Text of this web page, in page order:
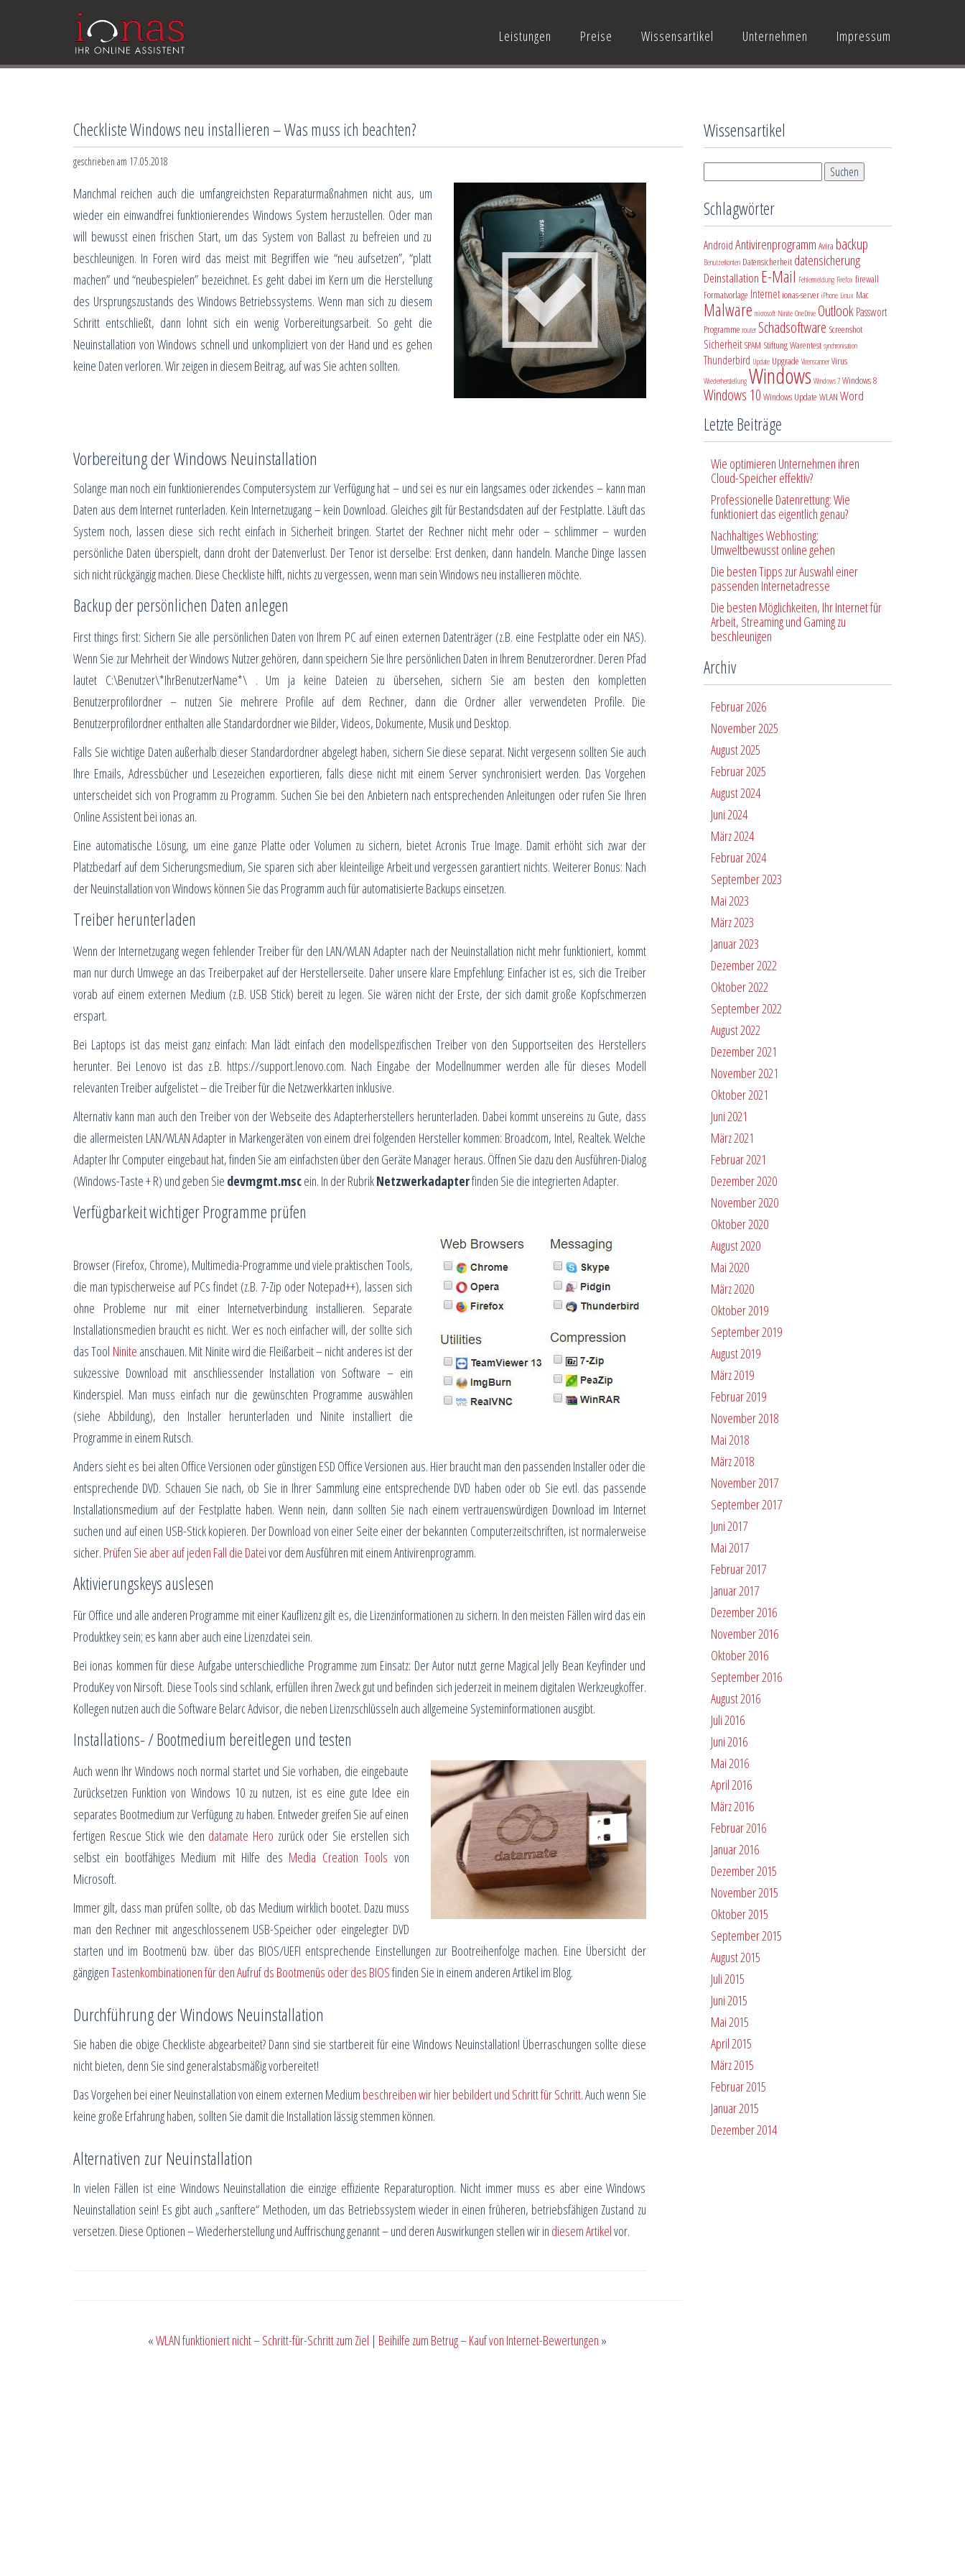
Leistungen Preise Wissensartikel Unternehmen Impressum
Checkliste Windows neu installieren – Was muss ich beachten?
geschrieben am 17.05.2018
Manchmal reichen auch die umfangreichsten Reparaturmaßnahmen nicht aus, um
wieder ein einwandfrei funktionierendes Windows System herzustellen. Oder man
will bewusst einen frischen Start, um das System von Ballast zu befreien und zu
beschleunigen. In Foren wird das meist mit Begriffen wie “neu aufsetzen”, “platt
machen” und “neubespielen” bezeichnet. Es geht dabei im Kern um die Herstellung
des Ursprungszustands des Windows Betriebssystems. Wenn man sich zu diesem
Schritt entschließt, dann lohnt sich ein wenig Vorbereitungsarbeit. So geht die
Neuinstallation von Windows schnell und unkompliziert von der Hand und es gehen
keine Daten verloren. Wir zeigen in diesem Beitrag, auf was Sie achten sollten.
Vorbereitung der Windows Neuinstallation
Solange man noch ein funktionierendes Computersystem zur Verfügung hat – und sei es nur ein langsames oder zickendes – kann man
Daten aus dem Internet runterladen. Kein Internetzugang – kein Download. Gleiches gilt für Bestandsdaten auf der Festplatte. Läuft das
System noch, lassen diese sich recht einfach in Sicherheit bringen. Startet der Rechner nicht mehr oder – schlimmer – wurden
persönliche Daten überspielt, dann droht der Datenverlust. Der Tenor ist derselbe: Erst denken, dann handeln. Manche Dinge lassen
sich nicht rückgängig machen. Diese Checkliste hilft, nichts zu vergessen, wenn man sein Windows neu installieren möchte.
Backup der persönlichen Daten anlegen
First things first: Sichern Sie alle persönlichen Daten von Ihrem PC auf einen externen Datenträger (z.B. eine Festplatte oder ein NAS).
Wenn Sie zur Mehrheit der Windows Nutzer gehören, dann speichern Sie Ihre persönlichen Daten in Ihrem Benutzerordner. Deren Pfad
lautet C:\Benutzer\*IhrBenutzerName*\ . Um ja keine Dateien zu übersehen, sichern Sie am besten den kompletten
Benutzerprofilordner – nutzen Sie mehrere Profile auf dem Rechner, dann die Ordner aller verwendeten Profile. Die
Benutzerprofilordner enthalten alle Standardordner wie Bilder, Videos, Dokumente, Musik und Desktop.
Falls Sie wichtige Daten außerhalb dieser Standardordner abgelegt haben, sichern Sie diese separat. Nicht vergesenn sollten Sie auch
Ihre Emails, Adressbücher und Lesezeichen exportieren, falls diese nicht mit einem Server synchronisiert werden. Das Vorgehen
unterscheidet sich von Programm zu Programm. Suchen Sie bei den Anbietern nach entsprechenden Anleitungen oder rufen Sie Ihren
Online Assistent bei ionas an.
Eine automatische Lösung, um eine ganze Platte oder Volumen zu sichern, bietet Acronis True Image. Damit erhöht sich zwar der
Platzbedarf auf dem Sicherungsmedium, Sie sparen sich aber kleinteilige Arbeit und vergessen garantiert nichts. Weiterer Bonus: Nach
der Neuinstallation von Windows können Sie das Programm auch für automatisierte Backups einsetzen.
Treiber herunterladen
Wenn der Internetzugang wegen fehlender Treiber für den LAN/WLAN Adapter nach der Neuinstallation nicht mehr funktioniert, kommt
man nur durch Umwege an das Treiberpaket auf der Herstellerseite. Daher unsere klare Empfehlung: Einfacher ist es, sich die Treiber
vorab auf einem externen Medium (z.B. USB Stick) bereit zu legen. Sie wären nicht der Erste, der sich damit große Kopfschmerzen
erspart.
Bei Laptops ist das meist ganz einfach: Man lädt einfach den modellspezifischen Treiber von den Supportseiten des Herstellers
herunter. Bei Lenovo ist das z.B. https://support.lenovo.com. Nach Eingabe der Modellnummer werden alle für dieses Modell
relevanten Treiber aufgelistet – die Treiber für die Netzwerkkarten inklusive.
Alternativ kann man auch den Treiber von der Webseite des Adapterherstellers herunterladen. Dabei kommt unsereins zu Gute, dass
die allermeisten LAN/WLAN Adapter in Markengeräten von einem drei folgenden Hersteller kommen: Broadcom, Intel, Realtek. Welche
Adapter Ihr Computer eingebaut hat, finden Sie am einfachsten über den Geräte Manager heraus. Öffnen Sie dazu den Ausführen-Dialog
(Windows-Taste + R) und geben Sie devmgmt.mscein. In der RubrikNetzwerkadapterfinden Sie die integrierten Adapter.
Verfügbarkeit wichtiger Programme prüfen
Browser (Firefox, Chrome), Multimedia-Programme und viele praktischen Tools,
die man typischerweise auf PCs findet (z.B. 7-Zip oder Notepad++), lassen sich
ohne Probleme nur mit einer Internetverbindung installieren. Separate
Installationsmedien braucht es nicht. Wer es noch einfacher will, der sollte sich
das Tool Ninite anschauen. Mit Ninite wird die Fleißarbeit – nicht anderes ist der
sukzessive Download mit anschliessender Installation von Software – ein
Kinderspiel. Man muss einfach nur die gewünschten Programme auswählen
(siehe Abbildung), den Installer herunterladen und Ninite installiert die
Programme in einem Rutsch.
Anders sieht es bei alten Office Versionen oder günstigen ESD Office Versionen aus. Hier braucht man den passenden Installer oder die
entsprechende DVD. Schauen Sie nach, ob Sie in Ihrer Sammlung eine entsprechende DVD haben oder ob Sie evtl. das passende
Installationsmedium auf der Festplatte haben. Wenn nein, dann sollten Sie nach einem vertrauenswürdigen Download im Internet
suchen und auf einen USB-Stick kopieren. Der Download von einer Seite einer der bekannten Computerzeitschriften, ist normalerweise
sicher. Prüfen Sie aber auf jeden Fall die Dateivor dem Ausführen mit einem Antivirenprogramm.
Aktivierungskeys auslesen
Für Office und alle anderen Programme mit einer Kauflizenz gilt es, die Lizenzinformationen zu sichern. In den meisten Fällen wird das ein
Produktkey sein; es kann aber auch eine Lizenzdatei sein.
Bei ionas kommen für diese Aufgabe unterschiedliche Programme zum Einsatz: Der Autor nutzt gerne Magical Jelly Bean Keyfinder und
ProduKey von Nirsoft. Diese Tools sind schlank, erfüllen ihren Zweck gut und befinden sich jederzeit in meinem digitalen Werkzeugkoffer.
Kollegen nutzen auch die Software Belarc Advisor, die neben Lizenzschlüsseln auch allgemeine Systeminformationen ausgibt.
Installations- / Bootmedium bereitlegen und testen
Auch wenn Ihr Windows noch normal startet und Sie vorhaben, die eingebaute
Zurücksetzen Funktion von Windows 10 zu nutzen, ist es eine gute Idee ein
separates Bootmedium zur Verfügung zu haben. Entweder greifen Sie auf einen
fertigen Rescue Stick wie den datamate Hero zurück oder Sie erstellen sich
selbst ein bootfähiges Medium mit Hilfe des Media Creation Tools von
Microsoft.
Immer gilt, dass man prüfen sollte, ob das Medium wirklich bootet. Dazu muss
man den Rechner mit angeschlossenem USB-Speicher oder eingelegter DVD
starten und im Bootmenü bzw. über das BIOS/UEFI entsprechende Einstellungen zur Bootreihenfolge machen. Eine Übersicht der
gängigenTastenkombinationen für den Aufruf ds Bootmenüs oder des BIOSfinden Sie in einem anderen Artikel im Blog.
Durchführung der Windows Neuinstallation
Sie haben die obige Checkliste abgearbeitet? Dann sind sie startbereit für eine Windows Neuinstallation! Überraschungen sollte diese
nicht bieten, denn Sie sind generalstabsmäßig vorbereitet!
Das Vorgehen bei einer Neuinstallation von einem externen Medium beschreiben wir hier bebildert und Schritt für Schritt. Auch wenn Sie
keine große Erfahrung haben, sollten Sie damit die Installation lässig stemmen können.
Alternativen zur Neuinstallation
In vielen Fällen ist eine Windows Neuinstallation die einzige effiziente Reparaturoption. Nicht immer muss es aber eine Windows
Neuinstallation sein! Es gibt auch „sanftere“ Methoden, um das Betriebssystem wieder in einen früheren, betriebsfähigen Zustand zu
versetzen. Diese Optionen – Wiederherstellung und Auffrischung genannt – und deren Auswirkungen stellen wir in diesem Artikelvor.
«WLAN funktioniert nicht – Schritt-für-Schritt zum Ziel | Beihilfe zum Betrug – Kauf von Internet-Bewertungen »
Wissensartikel
Schlagwörter
AndroidAntivirenprogramm Avira backup
Benutzerkonten Datensicherheit datensicherung
Deinstallation E-Mail Fehlermeldung Firefox firewall
Formatvorlage Internet ionas-server iPhone Linux Mac
Malware microsoft Ninite OneDrive Outlook Passwort
Programme router Schadsoftware Screenshot
Sicherheit SPAM Stiftung Warentest synchronisation
Thunderbird Update Upgrade Virenscanner Virus
Wiederherstellung Windows Windows 7 Windows 8
Windows 10 Windows Update WLAN Word
Letzte Beiträge
Wie optimieren Unternehmen ihren
Cloud-Speicher effektiv?
Professionelle Datenrettung: Wie
funktioniert das eigentlich genau?
Nachhaltiges Webhosting:
Umweltbewusst online gehen
Die besten Tipps zur Auswahl einer
passenden Internetadresse
Die besten Möglichkeiten, Ihr Internet für
Arbeit, Streaming und Gaming zu
beschleunigen
Archiv
Februar 2026
November 2025
August 2025
Februar 2025
August 2024
Juni 2024
März 2024
Februar 2024
September 2023
Mai 2023
März 2023
Januar 2023
Dezember 2022
Oktober 2022
September 2022
August 2022
Dezember 2021
November 2021
Oktober 2021
Juni 2021
März 2021
Februar 2021
Dezember 2020
November 2020
Oktober 2020
August 2020
Mai 2020
März 2020
Oktober 2019
September 2019
August 2019
März 2019
Februar 2019
November 2018
Mai 2018
März 2018
November 2017
September 2017
Juni 2017
Mai 2017
Februar 2017
Januar 2017
Dezember 2016
November 2016
Oktober 2016
September 2016
August 2016
Juli 2016
Juni 2016
Mai 2016
April 2016
März 2016
Februar 2016
Januar 2016
Dezember 2015
November 2015
Oktober 2015
September 2015
August 2015
Juli 2015
Juni 2015
Mai 2015
April 2015
März 2015
Februar 2015
Januar 2015
Dezember 2014